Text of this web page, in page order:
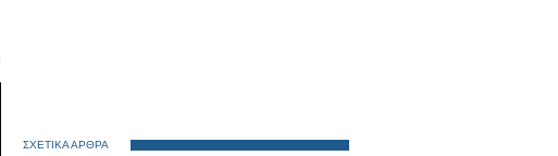
ΣΧΕΤΙΚΑ ΑΡΘΡΑ